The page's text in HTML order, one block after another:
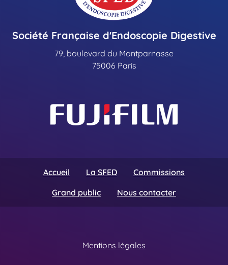
Société Française d'Endoscopie Digestive
79, boulevard du Montparnasse
75006 Paris
Accueil La SFED
Commissions
Grand public
Nous contacter
Mentions légales